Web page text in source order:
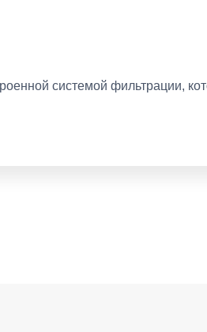
системой фильтрации,